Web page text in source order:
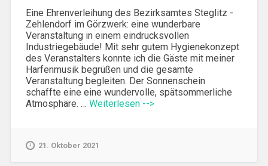
Eine Ehrenverleihung des Bezirksamtes Steglitz -
Zehlendorf im Görzwerk: eine wunderbare
Veranstaltung in einem eindrucksvollen
Industriegebäude! Mit sehr gutem Hygienekonzept
des Veranstalters konnte ich die Gäste mit meiner
Harfenmusik begrüßen und die gesamte
Veranstaltung begleiten. Der Sonnenschein
schaffte eine eine wundervolle, spätsommerliche
Atmosphäre. … Weiterlesen -->
21. Oktober 2021